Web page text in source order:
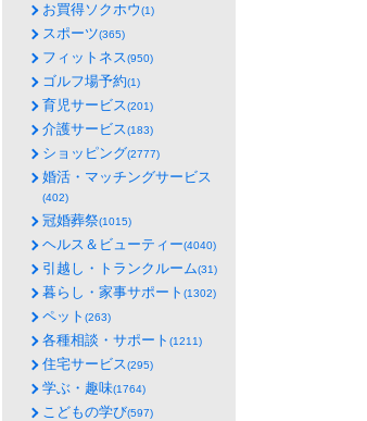
お買得ソクホウ(1)
スポーツ(365)
フィットネス(950)
ゴルフ場予約(1)
育児サービス(201)
介護サービス(183)
ショッピング(2777)
婚活・マッチングサービス
(402)
冠婚葬祭(1015)
ヘルス＆ビューティー(4040)
引越し・トランクルーム(31)
暮らし・家事サポート (1302)
ペット (263)
各種相談・サポート (1211)
住宅サービス(295)
学ぶ・趣味(1764)
こどもの学び(597)